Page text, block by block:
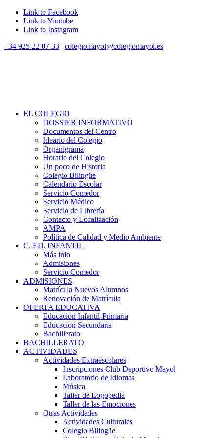
Link to Facebook
Link to Youtube
Link to Instagram
+34 925 22 07 33 | colegiomayol@colegiomayol.es
EL COLEGIO
DOSSIER INFORMATIVO
Documentos del Centro
Ideario del Colegio
Organigrama
Horario del Colegio
Un poco de Historia
Colegio Bilingüe
Calendario Escolar
Servicio Comedor
Servicio Médico
Servicio de Librería
Contacto y Localización
AMPA
Política de Calidad y Medio Ambiente
C. ED. INFANTIL
Más info
Admisiones
Servicio Comedor
ADMISIONES
Matrícula Nuevos Alumnos
Renovación de Matrícula
OFERTA EDUCATIVA
Educación Infantil-Primaria
Educación Secundaria
Bachillerato
BACHILLERATO
ACTIVIDADES
Actividades Extraescolares
Inscripciones Club Deportivo Mayol
Laboratorio de Idiomas
Música
Taller de Logopedia
Taller de las Emociones
Otras Actividades
Actividades Culturales
Colegio Bilingüe